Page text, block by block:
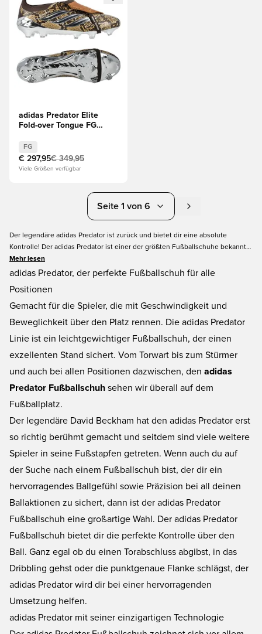
adidas Predator Elite
Fold-over Tongue FG
Braun/Silber LIMITED
EDITION
FG
€ 297,95€ 349,95
Viele Größen verfügbar
Seite 1 von 6
Der legendäre adidas Predator ist zurück und bietet dir eine absolute
Kontrolle! Der adidas Predator ist einer der größten Fußballschuhe bekannt
und mach jetzt sein Comeback. Der neue adidas Predator verfügt über
moderne Technologien und bleibt zugleich dem Predator Erbe treu, indem er
Fußballschuh bereits heute online bei Unisport
Mehr lesen
adidas Predator, der perfekte Fußballschuh für alle
Positionen
Gemacht für die Spieler, die mit Geschwindigkeit und
Beweglichkeit über den Platz rennen. Die adidas Predator
Linie ist ein leichtgewichtiger Fußballschuh, der einen
exzellenten Stand sichert. Vom Torwart bis zum Stürmer
und auch bei allen Positionen dazwischen, den adidas
Predator Fußballschuh sehen wir überall auf dem
Fußballplatz.
Der legendäre David Beckham hat den adidas Predator erst
so richtig berühmt gemacht und seitdem sind viele weitere
Spieler in seine Fußstapfen getreten. Wenn auch du auf
der Suche nach einem Fußballschuh bist, der dir ein
hervorragendes Ballgefühl sowie Präzision bei all deinen
Ballaktionen zu sichert, dann ist der adidas Predator
Fußballschuh eine großartige Wahl. Der adidas Predator
Fußballschuh bietet dir die perfekte Kontrolle über den
Ball. Ganz egal ob du einen Torabschluss abgibst, in das
Dribbling gehst oder die punktgenaue Flanke schlägst, der
adidas Predator wird dir bei einer hervorragenden
Umsetzung helfen.
adidas Predator mit seiner einzigartigen Technologie